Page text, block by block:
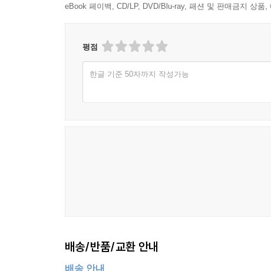
eBook 페이백, CD/LP, DVD/Blu-ray, 패션 및 판매금지 상품
평점
한글 기준 50자까지 작성가능
배송/반품/교환 안내
배송 안내